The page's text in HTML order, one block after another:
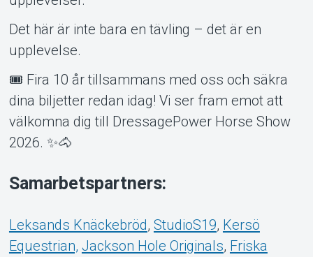
Det här är inte bara en tävling – det är en
upplevelse.
🎟️ Fira 10 år tillsammans med oss och säkra
dina biljetter redan idag! Vi ser fram emot att
välkomna dig till DressagePower Horse Show
2026. ✨🐴
Samarbetspartners:
Leksands Knäckebröd, StudioS19, Kersö
Equestrian, Jackson Hole Originals, Friska